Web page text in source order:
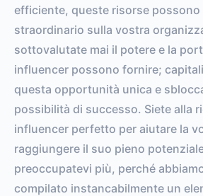
efficiente, queste risorse possono
straordinario sulla vostra
sottovalutate mai il potere e la
influencer possono fornire;
questa opportunità unica e
possibilità di successo. Siete alla
influencer perfetto per aiutare la
raggiungere il suo pieno
preoccupatevi più, perché
compilato instancabilmente un